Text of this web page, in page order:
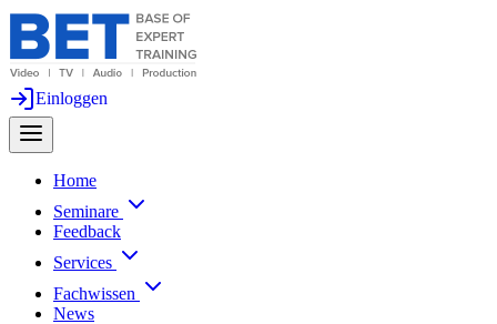
Einloggen
Home
Seminare
Feedback
Services
Fachwissen
News